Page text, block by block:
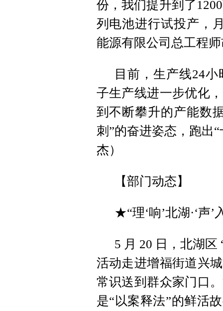
份，我们提升到了
列电池进行试投产，
能源有限公司总工程
目前，生产线24
子生产线进一步优化
到不断攀升的产能数
刺”的奋进姿态，跑出
杰）
【部门动态】
★“理‘响’北湖·‘声
5 月 20 日，北湖区
活动走进增福街道兴
常识送到群众家门口
是“以案释法”的鲜活